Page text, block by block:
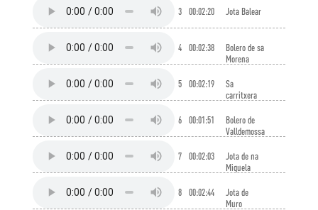
3
00:02:20 Jota Balear
4 00:02:38
Bolero de sa
Morena
5 00:02:19
Sa
carritxera
6 00:01:51
Bolero de
Valldemossa
7 00:02:03
Jota de na
Miquela
8 00:02:44
Jota de
Muro